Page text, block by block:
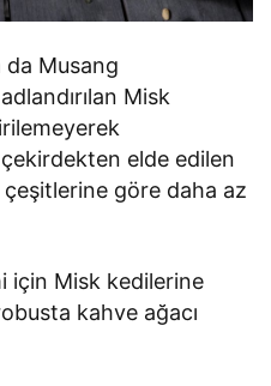
da Musang
Misk
elde edilen
göre daha az
için Misk kedilerine
kahve ağacı